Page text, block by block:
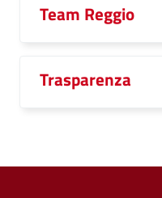
Team Reggio
Trasparenza